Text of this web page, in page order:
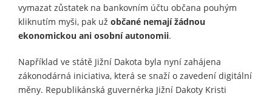
vymazat zůstatek na bankovním účtu občana pouhým
kliknutím myši, pak už občané nemají žádnou
ekonomickou ani osobní autonomii.
Například ve státě Jižní Dakota byla nyní zahájena
zákonodárná iniciativa, která se snaží o zavedení digitální
měny. Republikánská guvernérka Jižní Dakoty Kristi